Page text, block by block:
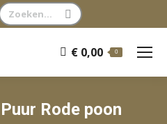
Zoeken:
€ 0,00 0
Rode poon